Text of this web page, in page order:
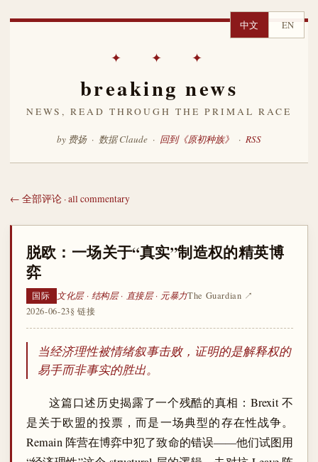
中文 EN
✦ ✦ ✦
breaking news
NEWS, READ THROUGH THE PRIMAL RACE
by 费扬 · 数据 Claude · 回到《原初种族》 · RSS
← 全部评论 · all commentary
脱欧：一场关于“真实”制造权的精英博
弈
国际 文化层 · 结构层 · 直接层 · 元暴力The Guardian ↗
2026-06-23§ 链接
当经济理性被情绪叙事击败，证明的是解释权的
易手而非事实的胜出。
这篇口述历史揭露了一个残酷的真相：Brexit 不
是关于欧盟的投票，而是一场典型的存在性战争。
Remain 阵营在博弈中犯了致命的错误——他们试图用